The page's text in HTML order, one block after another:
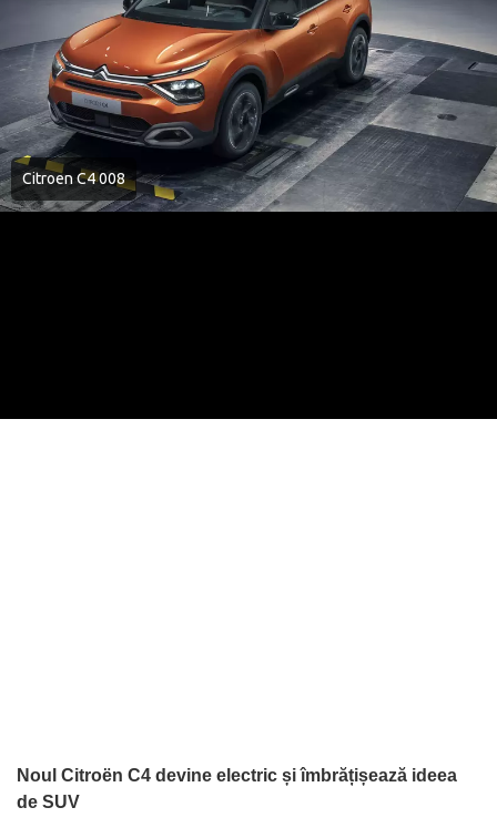
Citroen C4 008
Noul Citroën C4 devine electric și îmbrățișează ideea
de SUV